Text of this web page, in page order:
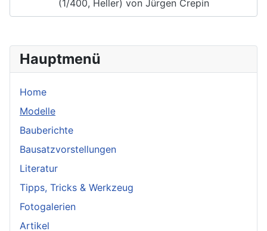
Hauptmenü
Home
Modelle
Bauberichte
Bausatzvorstellungen
Literatur
Tipps, Tricks & Werkzeug
Fotogalerien
Artikel
(1/400, Heller) von Jürgen Crepin